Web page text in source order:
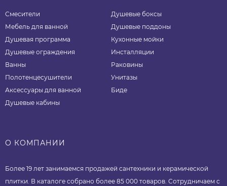
Смесители
Мебель для ванной
Душевая программа
Душевые ограждения
Ванны
Полотенцесушители
Аксессуары для ванной
Душевые кабины
Душевые боксы
Душевые поддоны
Кухонные мойки
Инсталляции
Раковины
Унитазы
Биде
О КОМПАНИИ
Более 19 лет занимаемся продажей сантехники и керамической
плитки. В каталоге собрано более 85 000 товаров. Сотрудничаем с